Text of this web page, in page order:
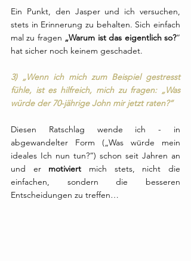
Ein Punkt, den Jasper und ich versuchen,
stets in Erinnerung zu behalten. Sich einfach
mal zu fragen „Warum ist das eigentlich so?“
hat sicher noch keinem geschadet.
3) „Wenn ich mich zum Beispiel gestresst
fühle, ist es hilfreich, mich zu fragen: „Was
würde der 70-jährige John mir jetzt raten?“
Diesen Ratschlag wende ich - in
abgewandelter Form („Was würde mein
ideales Ich nun tun?“) schon seit Jahren an
und er motiviert mich stets, nicht die
einfachen, sondern die besseren
Entscheidungen zu treffen…